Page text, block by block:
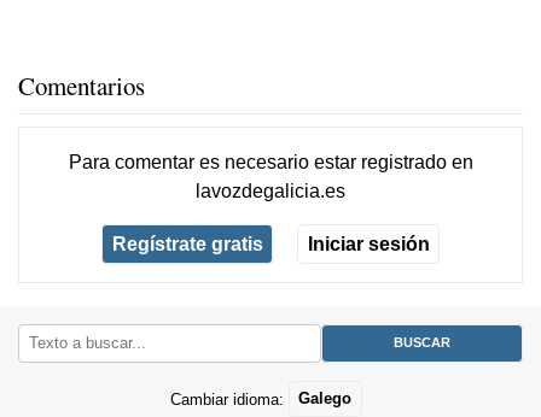
Comentarios
Para comentar es necesario estar registradoen
lavozdegalicia.es
Regístrate gratis Iniciar sesión
Cambiar idioma: Galego